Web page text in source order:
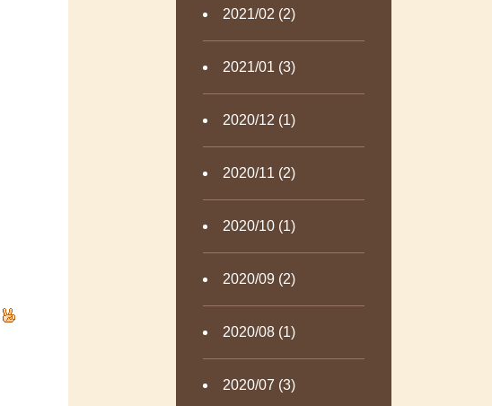
2021/02 (2)
2021/01 (3)
2020/12 (1)
2020/11 (2)
2020/10 (1)
2020/09 (2)
2020/08 (1)
2020/07 (3)